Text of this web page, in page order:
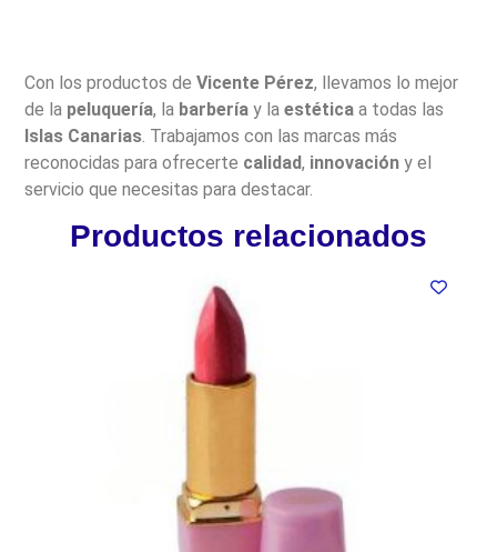
Con los productos deVicente Pérez, llevamos lo mejor
de la peluquería, la barbería y laestética a todas las
Islas Canarias. Trabajamos con las marcas más
reconocidas para ofrecerte calidad, innovación y el
servicio que necesitas para destacar.
Productos relacionados